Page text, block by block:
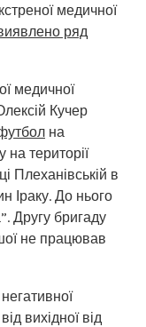
медичної
ряд
медичної
Кучер
на
території
Плеханівській в
Іраку. До нього
Другу бригаду
не працював
вихідної від